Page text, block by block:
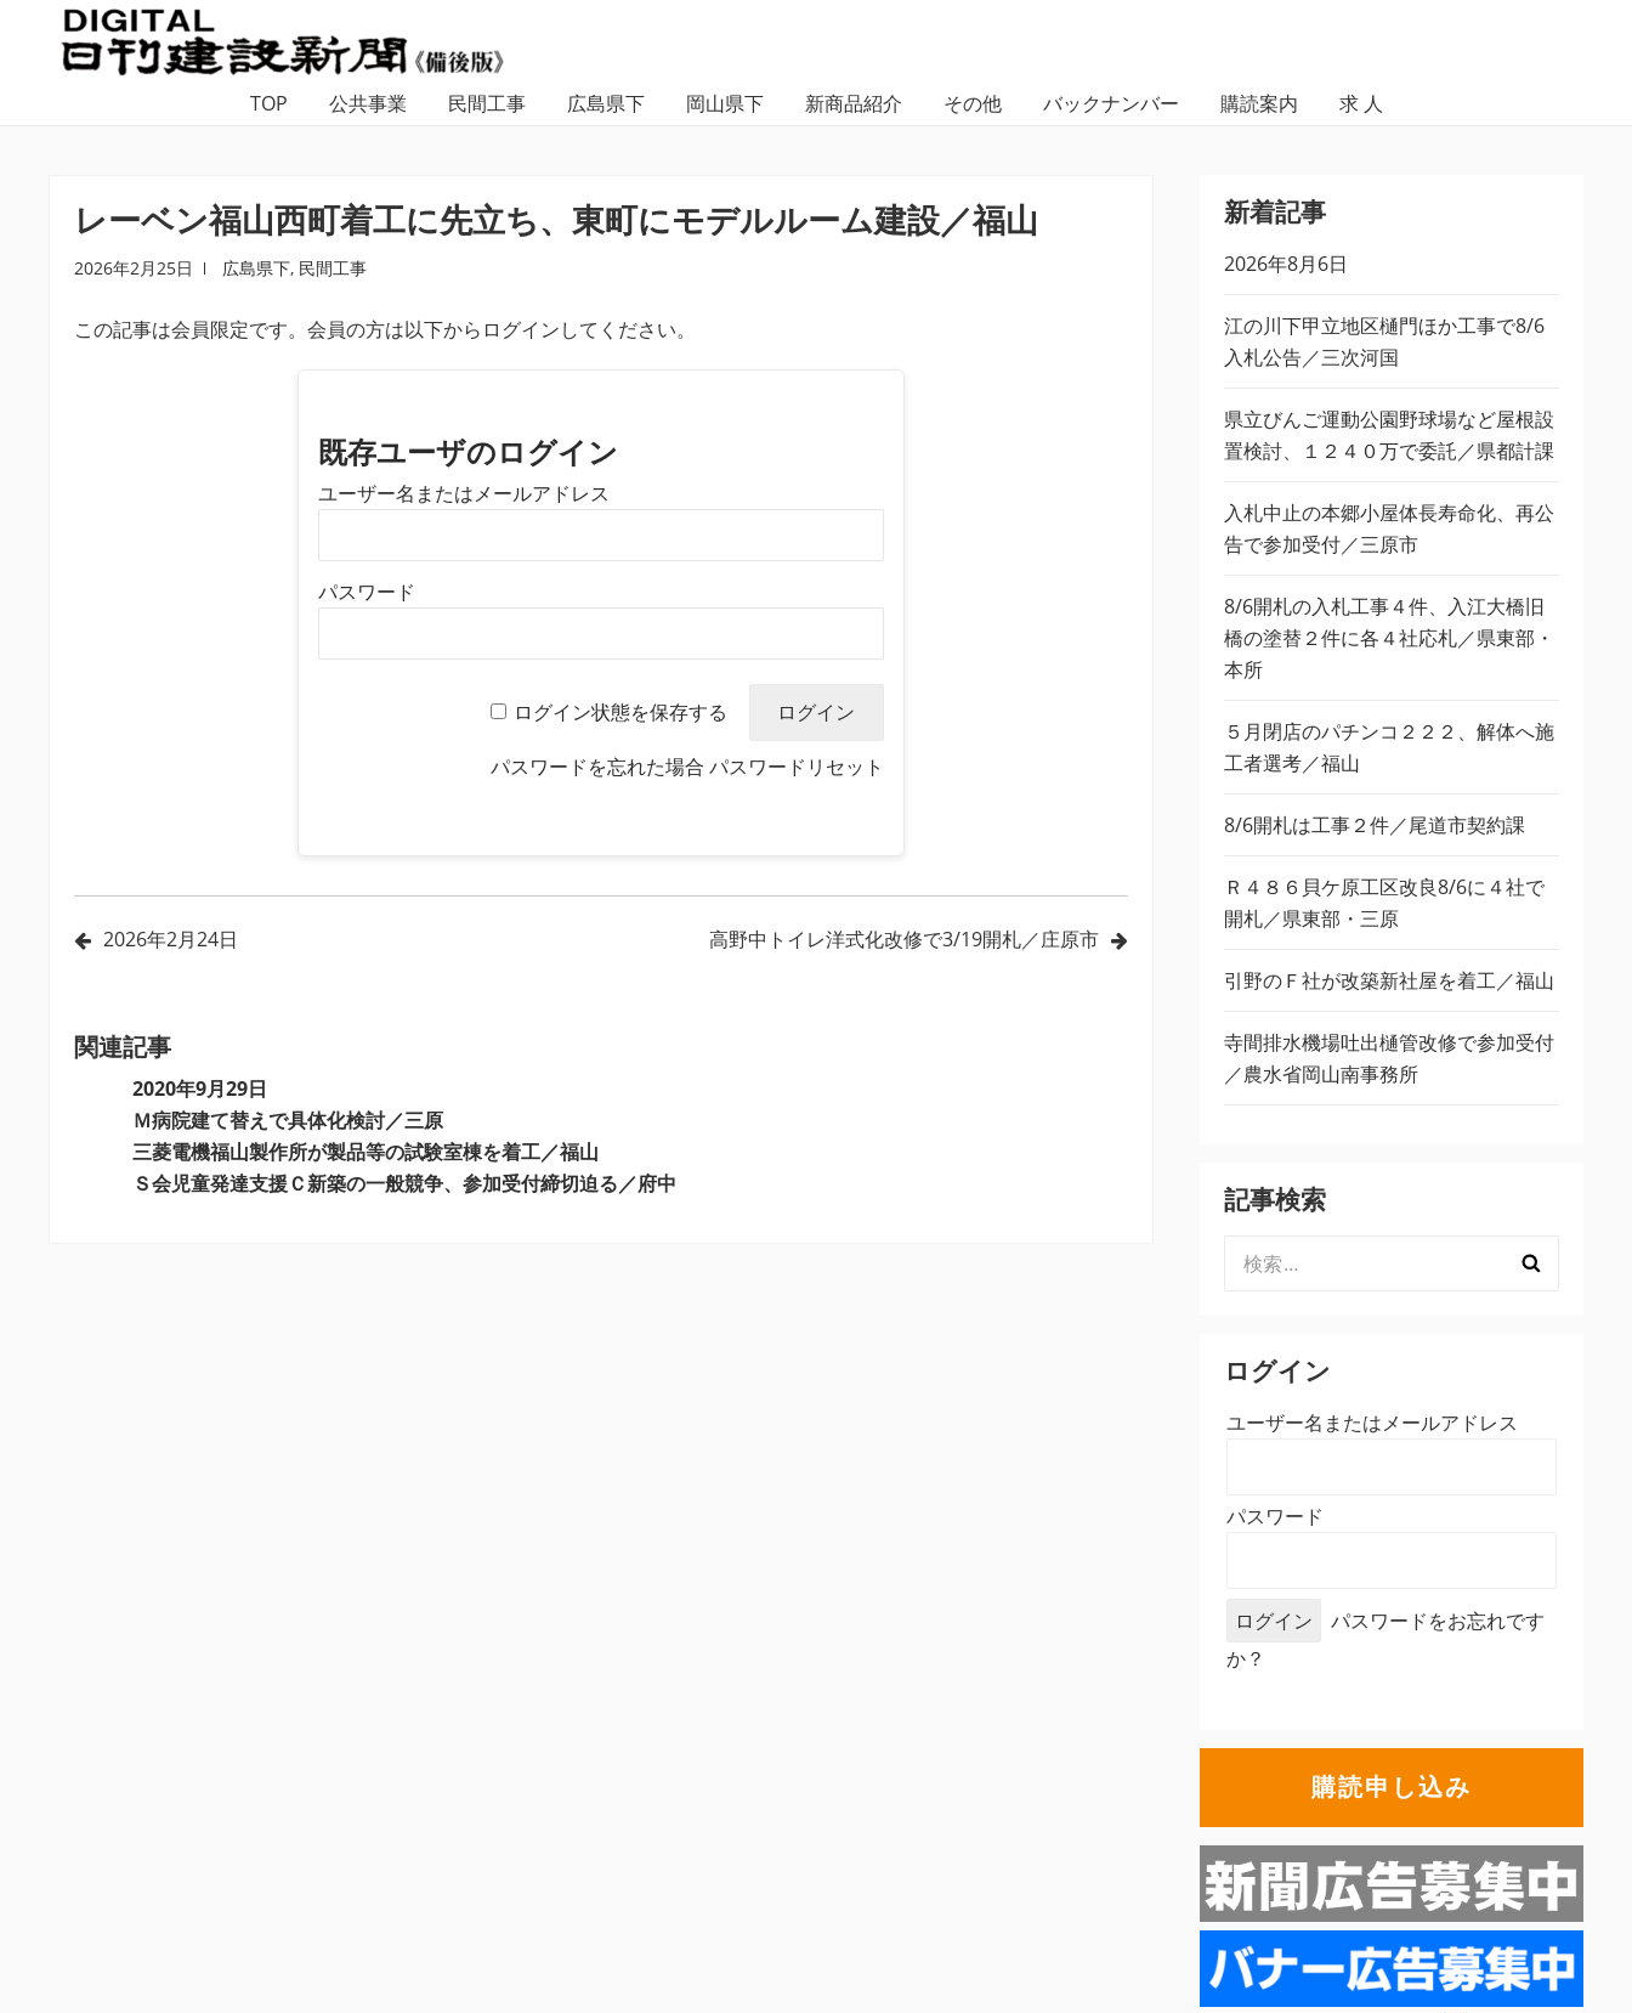
ナ
ビ
ゲ
コ
ン
テ
TOP 公共事業 民間工事 広島県下 岡山県下 新商品紹介 その他 バックナンバー 購読案内 求 人
レーベン福山西町着工に先立ち、東町にモデルルーム建設／福山
2026年2月25日 広島県下, 民間工事
この記事は会員限定です。会員の方は以下からログインしてください。
既存ユーザのログイン
ユーザー名またはメールアドレス
パスワード
ログイン状態を保存する
パスワードを忘れた場合パスワードリセット
投
ビ
2026年2月24日 高野中トイレ洋式化改修で3/19開札／庄原市
関連記事
2020年9月29日
Ｍ病院建て替えで具体化検討／三原
三菱電機福山製作所が製品等の試験室棟を着工／福山
Ｓ会児童発達支援Ｃ新築の一般競争、参加受付締切迫る／府中
新着記事
2026年8月6日
江の川下甲立地区樋門ほか工事で8/6
入札公告／三次河国
県立びんご運動公園野球場など屋根設
置検討、１２４０万で委託／県都計課
入札中止の本郷小屋体長寿命化、再公
告で参加受付／三原市
8/6開札の入札工事４件、入江大橋旧
橋の塗替２件に各４社応札／県東部・
本所
５月閉店のパチンコ２２２、解体へ施
工者選考／福山
8/6開札は工事２件／尾道市契約課
Ｒ４８６貝ケ原工区改良8/6に４社で
開札／県東部・三原
引野のＦ社が改築新社屋を着工／福山
寺間排水機場吐出樋管改修で参加受付
／農水省岡山南事務所
記事検索
索:
ログイン
ユーザー名またはメールアドレス
パスワード
パスワードをお忘れです
か？
購読申し込み